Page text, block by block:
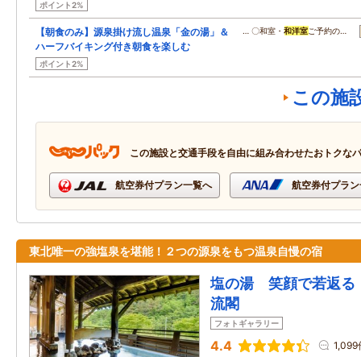
ポイント2%
【朝食のみ】源泉掛け流し温泉「金の湯」＆
ハーフバイキング付き朝食を楽しむ
ポイント2%
… 〇和室・和洋室ご予約の…
この施
この施設と交通手段を自由に組み合わせたおトクな
航空券付プラン一覧へ 航空券付プラ
東北唯一の強塩泉を堪能！２つの源泉をもつ温泉自慢の宿
塩の湯 笑顔で若返
流閣
フォトギャラリー
4.4 1,099